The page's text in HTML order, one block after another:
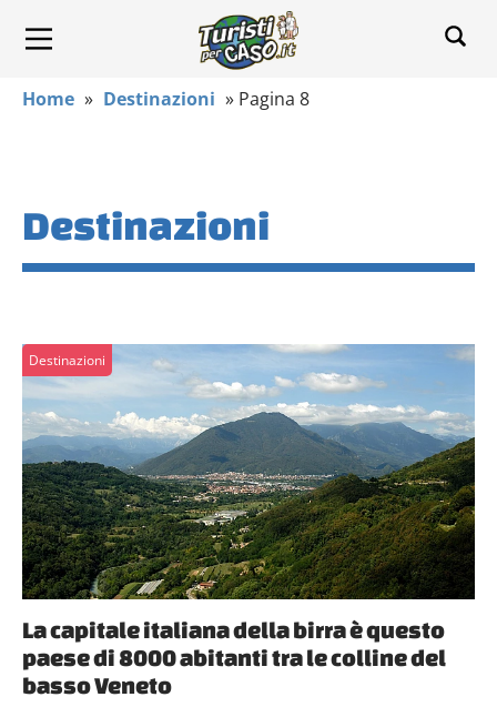
Home » Destinazioni » Pagina 8
Destinazioni
Destinazioni
La capitale italiana della birra è questo
paese di 8000 abitanti tra le colline del
basso Veneto